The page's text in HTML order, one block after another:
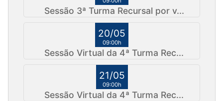
Sessão 3ª Turma Recursal por v...
20/05
09:00h
Sessão Virtual da 4ª Turma Rec...
21/05
09:00h
Sessão Virtual da 4ª Turma Rec...